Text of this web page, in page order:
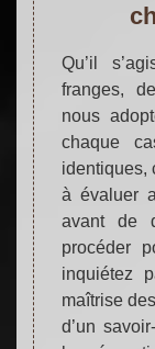
Qu’il
franges,
nous
chaque
identiques,
à évaluer
avant de
procéder
inquiétez
maîtrise
d’un